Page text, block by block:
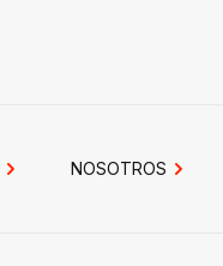
NOSOTROS